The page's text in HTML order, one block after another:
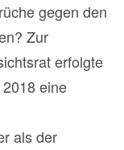
gegen den
Zur
erfolgte
eine
als der